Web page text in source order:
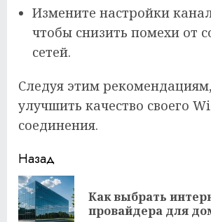
Измените настройки
чтобы снизить помехи от
сетей.
Следуя этим
улучшить качество своего
соединения.
Продолжить
чтение
Назад
Как выбрать
провайдера для